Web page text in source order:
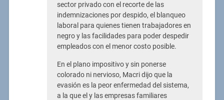
sector privado con el recorte de las
indemnizaciones por despido, el blanqueo
laboral para quienes tienen trabajadores en
negro y las facilidades para poder despedir
empleados con el menor costo posible.
En el plano impositivo y sin ponerse
colorado ni nervioso, Macri dijo que la
evasión es la peor enfermedad del sistema,
a la que el y las empresas familiares